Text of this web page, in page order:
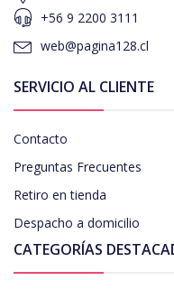
+56 9 2200 3111
web@pagina128.cl
SERVICIO AL CLIENTE
Contacto
Preguntas Frecuentes
Retiro en tienda
Despacho a domicilio
CATEGORÍAS